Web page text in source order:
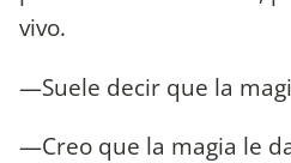
vivo.
—Suele decir que la
—Creo que la magia le